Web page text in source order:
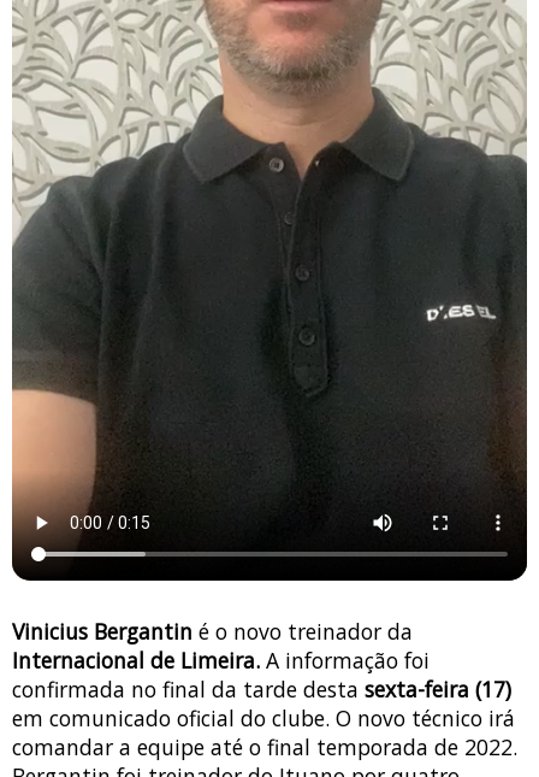
Vinicius Bergantin é o novo treinador da
Internacional de Limeira. A informação foi
confirmada no final da tarde desta sexta-feira (17)
em comunicado oficial do clube. O novo técnico irá
comandar a equipe até o final temporada de 2022.